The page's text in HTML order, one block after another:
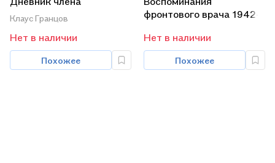
гитлерюгенда. 1943—
1945
Клаус Гранцов
Нет в наличии
Похожее
фронтового врача 1942-
Нет в наличии
Похожее